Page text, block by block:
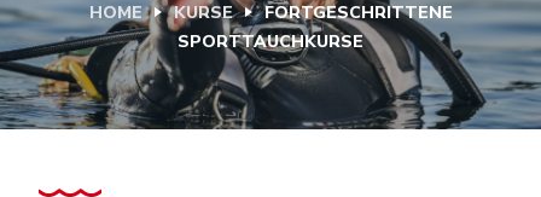
HOME KURSE
FORTGESCHRITTENE
SPORTTAUCHKURSE